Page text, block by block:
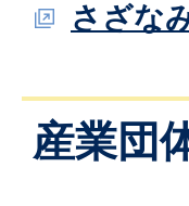
さざな
産業団